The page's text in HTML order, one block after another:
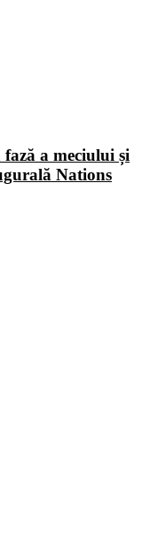
a meciului și
Nations